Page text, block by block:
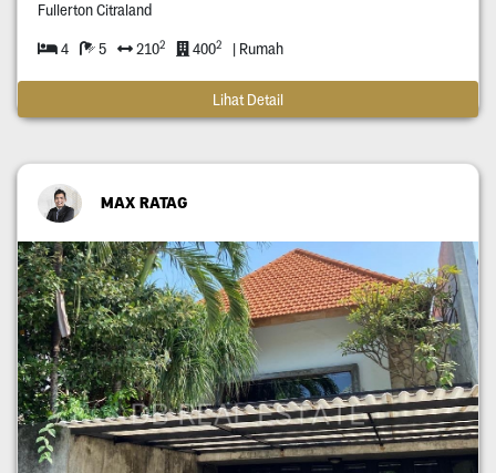
Fullerton Citraland
4 5 2102 4002 | Rumah
Lihat Detail
MAX RATAG